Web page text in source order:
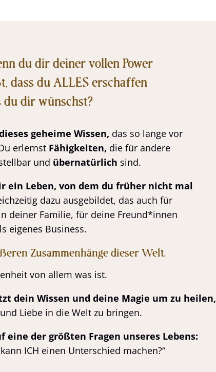
du dir deiner vollen Power
dass du ALLES erschaffen
du dir wünschst?
geheime Wissen, das so lange vor
erlernst Fähigkeiten, die für andere
und übernatürlich sind.
ein Leben, von dem du früher nicht mal
dazu ausgebildet, das auch für
deiner Familie, für deine Freund*innen
eigenes Business.
Zusammenhänge dieser Welt.
von allem was ist.
dein Wissen und deine Magie um zu heilen,
Liebe in die Welt zu bringen.
eine der größten Fragen unseres Lebens:
ICH einen Unterschied machen?“